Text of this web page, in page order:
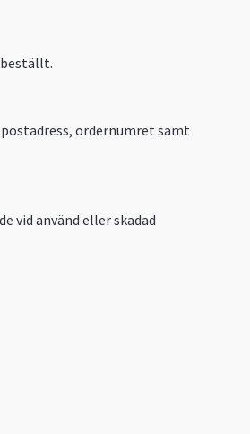
beställt.
ordernumret samt
vid använd eller skadad